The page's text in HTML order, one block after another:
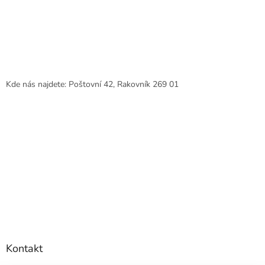
Kde nás najdete: Poštovní 42, Rakovník 269 01
Kontakt